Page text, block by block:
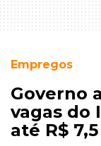
Empregos
Governo
vagas do
até R$